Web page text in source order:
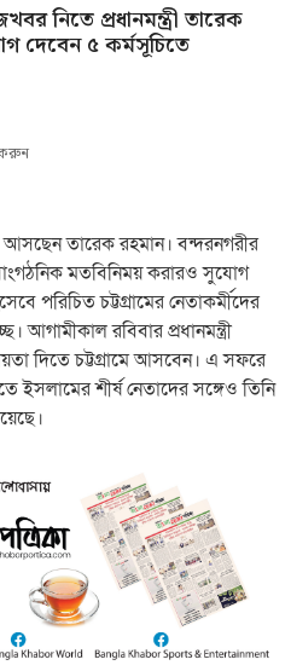
নিতে প্রধানমন্ত্রী তারেক
দেবেন ৫ কর্মসূচিতে
করুন
আসছেন তারেক রহমান। বন্দরনগরীর
সাংগঠনিক মতবিনিময় করারও সুযোগ
পরিচিত চট্টগ্রামের নেতাকর্মীদের
আগামীকাল রবিবার প্রধানমন্ত্রী
দিতে চট্টগ্রামে আসবেন। এ সফরে
ইসলামের শীর্ষ নেতাদের সঙ্গেও তিনি